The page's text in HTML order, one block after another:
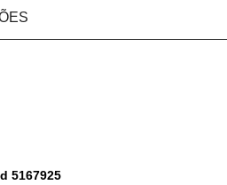
5167925